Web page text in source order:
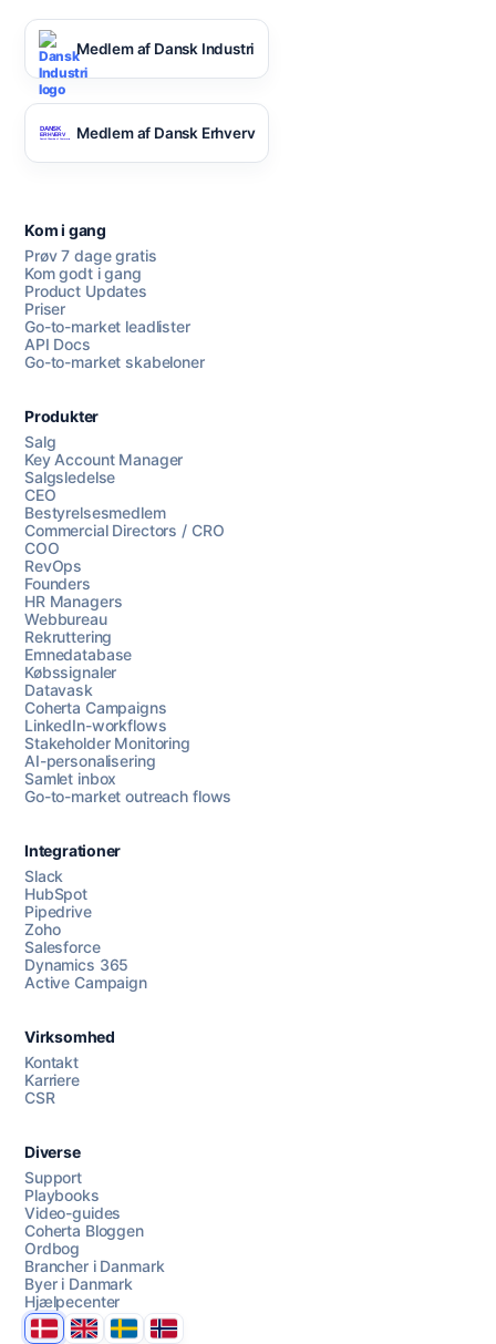
Chat med os
AI Campaign Assist
Medlem af Dansk Industri
Medlem af Dansk Erhverv
Kom i gang
Prøv 7 dage gratis
Kom godt i gang
Product Updates
Priser
Go-to-market leadlister
API Docs
Go-to-market skabeloner
Produkter
Salg
Key Account Manager
Salgsledelse
CEO
Bestyrelsesmedlem
Commercial Directors / CRO
COO
RevOps
Founders
HR Managers
Webbureau
Rekruttering
Emnedatabase
Købssignaler
Datavask
Coherta Campaigns
LinkedIn-workflows
Stakeholder Monitoring
AI-personalisering
Samlet inbox
Go-to-market outreach flows
Integrationer
Slack
HubSpot
Pipedrive
Zoho
Salesforce
Dynamics 365
Active Campaign
Virksomhed
Kontakt
Karriere
CSR
Diverse
Support
Playbooks
Video-guides
Coherta Bloggen
Ordbog
Brancher i Danmark
Byer i Danmark
Hjælpecenter
DanmarkUnited Kingdom
SverigeNorge